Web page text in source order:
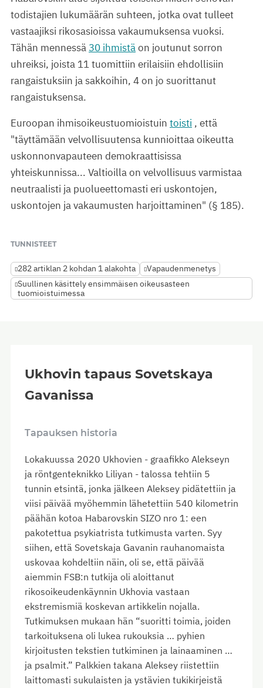
todistajien lukumäärän suhteen, jotka ovat tulleet
vastaajiksi rikosasioissa vakaumuksensa vuoksi.
Tähän mennessä 30 ihmistäon joutunut sorron
uhreiksi, joista 11 tuomittiin erilaisiin ehdollisiin
rangaistuksiin ja sakkoihin, 4 on jo suorittanut
rangaistuksensa.
Euroopan ihmisoikeustuomioistuin toisti , että
"täyttämään velvollisuutensa kunnioittaa oikeutta
uskonnonvapauteen demokraattisissa
yhteiskunnissa... Valtioilla on velvollisuus varmistaa
neutraalisti ja puolueettomasti eri uskontojen,
uskontojen ja vakaumusten harjoittaminen" (§ 185).
TUNNISTEET
282 artiklan 2 kohdan 1 alakohta
Vapaudenmenetys
Suullinen käsittely ensimmäisen oikeusasteen
tuomioistuimessa
Ukhovin tapaus Sovetskaya
Gavanissa
Tapauksen historia
Lokakuussa 2020 Ukhovien - graafikko Alekseyn
ja röntgenteknikko Liliyan - talossa tehtiin 5
tunnin etsintä, jonka jälkeen Aleksey pidätettiin ja
viisi päivää myöhemmin lähetettiin 540 kilometrin
päähän kotoa Habarovskin SIZO nro 1: een
pakotettua psykiatrista tutkimusta varten. Syy
siihen, että Sovetskaja Gavanin rauhanomaista
uskovaa kohdeltiin näin, oli se, että päivää
aiemmin FSB:n tutkija oli aloittanut
rikosoikeudenkäynnin Ukhovia vastaan
ekstremismiä koskevan artikkelin nojalla.
Tutkimuksen mukaan hän “suoritti toimia, joiden
tarkoituksena oli lukea rukouksia … pyhien
kirjoitusten tekstien tutkiminen ja lainaaminen …
ja psalmit.” Palkkien takana Aleksey riistettiin
laittomasti sukulaisten ja ystävien tukikirjeistä